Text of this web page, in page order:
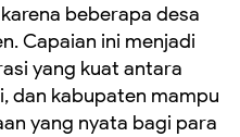
beberapa desa
Capaian ini menjadi
yang kuat antara
dan kabupaten mampu
yang nyata bagi para